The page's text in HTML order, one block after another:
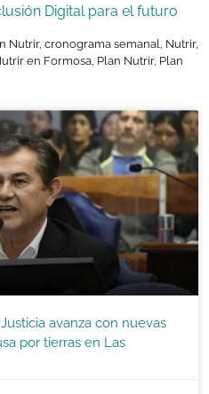
Digital para el futuro
Nutrir, cronograma semanal Nutrir,
en Formosa Plan Nutrir, Plan
avanza con nuevas
por tierras en Las